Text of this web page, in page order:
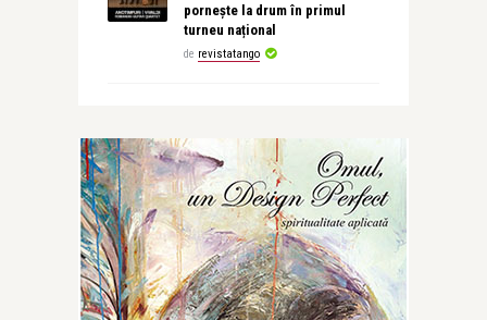
pornește la drum în primul
turneu național
de revistatango